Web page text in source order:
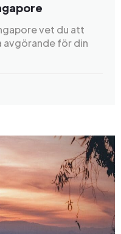
vet du att
avgörande för din